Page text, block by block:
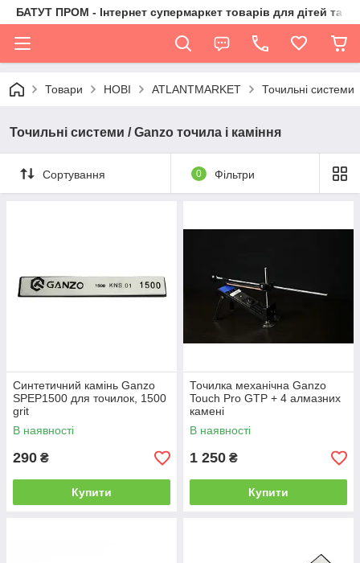
БАТУТ ПРОМ - Інтернет супермаркет товарів для дітей та їх
Товари НОВІ ATLANTMARKET Точильні системи
Точильні системи / Ganzo точила і каміння
Сортування 0 Фільтри
Синтетичний камінь Ganzo
SPEP1500 для точилок, 1500
grit
В наявності
290 ₴
Купити
Точилка механічна Ganzo
Touch Pro GTP + 4 алмазних
камені
В наявності
1 250 ₴
Купити